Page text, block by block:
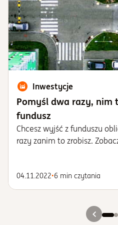
Inwestycje
Pomyśl dwa razy, nim
fundusz
Chcesz wyjść z funduszu
razy zanim to zrobisz.
04.11.2022•6 min czytania